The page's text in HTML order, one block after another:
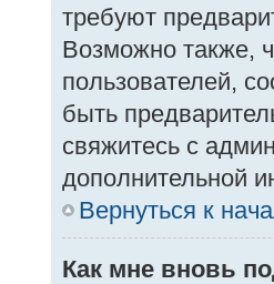
требуют
Возможно также,
пользователей,
быть
свяжитесь с
дополнительной
Вернуться к
Как мне вновь